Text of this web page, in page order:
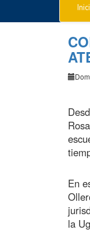
En
la